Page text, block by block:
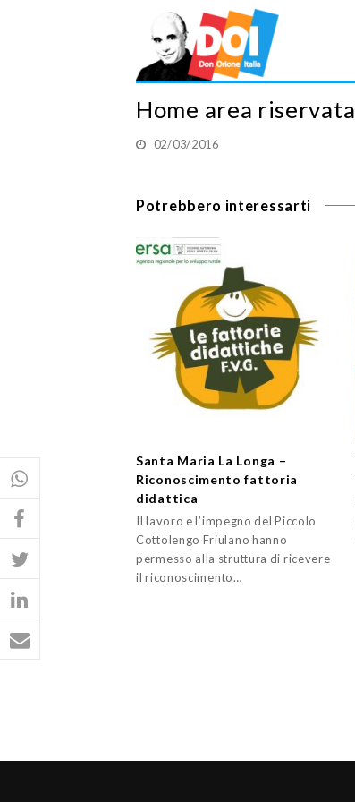
Home area riservata
02/03/2016
Potrebbero interessarti
Santa Maria La Longa –
Riconoscimento fattoria
didattica
Il lavoro e l’impegno del Piccolo
Cottolengo Friulano hanno
permesso alla struttura di ricevere
il riconoscimento…